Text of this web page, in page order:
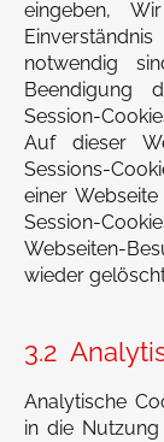
eingeben,
notwendig
Beendigung
Session-
Auf dieser
Sessions-
einer
Session-
Webseiten-
wieder
3.2
Analytische
in die